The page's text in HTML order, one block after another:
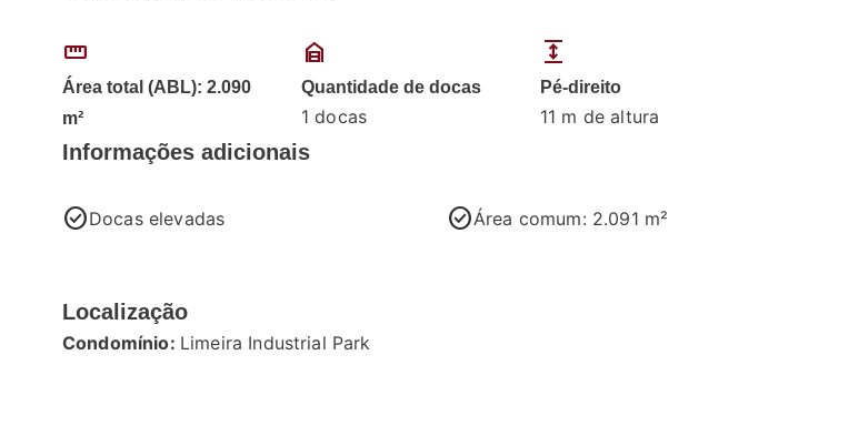
straighten
Área total (ABL): 2.090
m²
garage_home
Quantidade de docas
1 docas
expand
Pé-direito
11 m de altura
Informações adicionais
check_circleDocas elevadas check_circleÁrea comum: 2.091 m²
Localização
Condomínio: Limeira Industrial Park